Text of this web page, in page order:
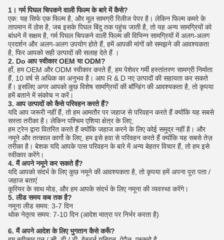
1। गर्म पिघल चिपकने वाली फिल्म के बारे में कैसे?
एक: यह सिर्फ एक फिल्म है, और मूल सामग्री रिलीज पेपर है। लेकिन फिल्म कमरे के
तापमान में ठोस है, जब इसके पिघल बिंदु तक पहुंच जाती है, तो यह अन्य सामग्रियों को
बांधने में सक्षम है, गर्म पिघल चिपकने वाली फिल्म की विभिन्न सामग्रियों में अलग-अलग
प्रदर्शन और अलग-अलग उपयोग होते हैं, हमें आपकी मांगों को समझने की आवश्यकता
है, फिर आपको सही उत्पादों की सलाह देते हैं ।
2. Do आप स्वीकार OEM या ODM?
हाँ, हम OEM और ODM स्वीकार करते हैं, हम पेशेवर गर्मी हस्तांतरण सामग्री निर्माता
हैं, 10 वर्ष से अधिक का अनुभव है। आप R & D नए उत्पादों की सहायता कर सकते
हैं। इसलिए अगर आपको कुछ विशेष सामग्रियों की बॉन्डिंग की आवश्यकता है, तो कृपया
हमें बताने में संकोच न करें।
3. आप उत्पादों को कैसे परिवहन करते हैं?
यदि आप जरूरी नहीं हैं, तो हम आमतौर पर जहाज से परिवहन करते हैं क्योंकि यह सबसे
सस्ता तरीका है। लेकिन पश्चिम एशिया क्षेत्र के लिए,
हम ट्रेन द्वारा वितरित करते हैं क्योंकि जहाज करने के लिए कोई समुद्र नहीं है। और
नमूने और तत्काल कार्गो के लिए, हम इसे हवा से परिवहन करते हैं क्योंकि यह सबसे तेज़
तरीका है। बेशक यदि आपके पास परिवहन के बारे में अन्य बेहतर विचार हैं, तो हम इसे
स्वीकार करेंगे।
4. मैं अपने नमूने कर सकते हैं?
यदि आपको संदर्भ के लिए कुछ नमूने की आवश्यकता है, तो कृपया हमें अपना पूरा पता /
जहाज बताएं
कूरियर के साथ मोड, और हम आपके संदर्भ के लिए नमूना की व्यवस्था करेंगे।
5. लीड समय कब तक है?
नमूना लीड समय: 3-7 दिन
थोक नेतृत्व समय: 7-10 दिन (आदेश मात्रा पर निर्भर करता है)
6. मैं अपने आदेश के लिए भुगतान कैसे करूँ?